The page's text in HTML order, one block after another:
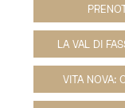
LA VAL DI
VITA NOVA: